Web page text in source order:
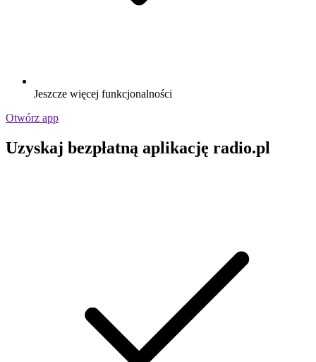
Jeszcze więcej funkcjonalności
Otwórz app
Uzyskaj bezpłatną aplikację radio.pl